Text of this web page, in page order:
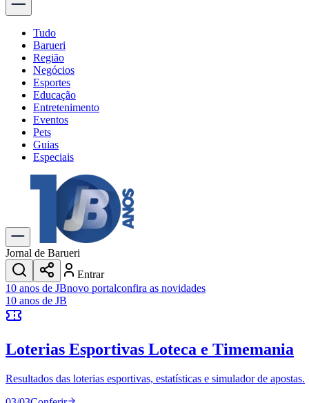
Tudo
Barueri
Região
Negócios
Esportes
Educação
Entretenimento
Eventos
Pets
Guias
Especiais
Explore Tudo
Últimas Notícias
Previsão do Tempo
Trânsito e Rotas
Dia a Dia & Lazer
Transportes
Gastronomia
Cinema & Shows
JogosNovo
Anuncie no Portal
Cadastrar Empresa
Divulgar VagasNovo
Publicidade Legal
Jornal de Barueri
Entrar
10 anos de JBnovo portalconfira as novidades
10 anos de JB
Loterias Esportivas Loteca e Timemania
Resultados das loterias esportivas, estatísticas e simulador de apostas.